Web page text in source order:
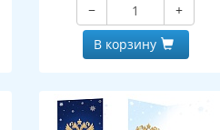
−
+
В корзину